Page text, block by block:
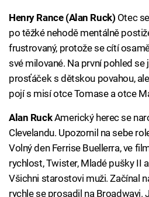
Henry Rance (Alan Ruck) Otec
po těžké nehodě mentálně
frustrovaný, protože se cítí
své milované. Na první pohled se
prosťáček s dětskou povahou,
pojí s misí otce Tomase a otce
Alan RuckAmerický herec se
Clevelandu. Upozornil na sebe
Volný den Ferrise Buellerra, ve
rychlost, Twister, Mladé pušky II
Všichni starostovi muži. Začínal
rychle se prosadil na Broadwayi.